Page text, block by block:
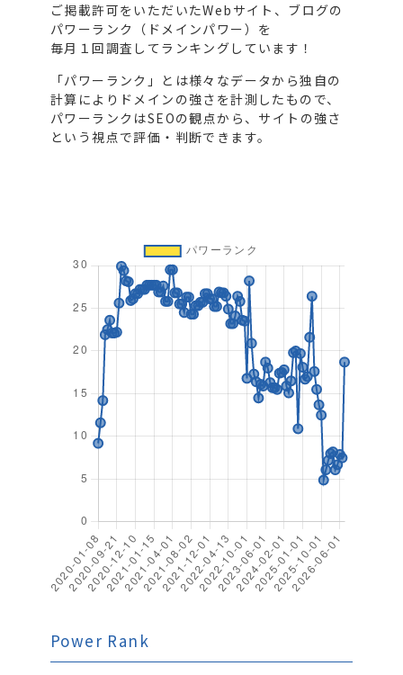
ご掲載許可をいただいたWebサイト、ブログの
パワーランク（ドメインパワー）を
毎月１回調査してランキングしています！
「パワーランク」とは様々なデータから独自の
計算によりドメインの強さを計測したもので、
パワーランクはSEOの観点から、サイトの強さ
という視点で評価・判断できます。
Power Rank